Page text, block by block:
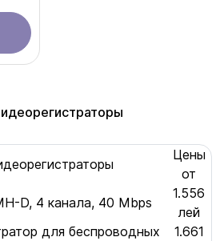
Цены
от
D, 4 канала, 40 Mbps
1.556
лей
для беспроводных
1.661